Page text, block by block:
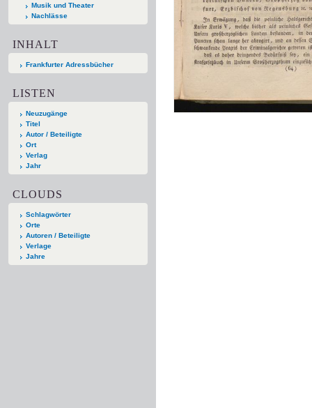
Musik und Theater
Nachlässe
INHALT
Frankfurter Adressbücher
LISTEN
Neuzugänge
Titel
Autor / Beteiligte
Ort
Verlag
Jahr
CLOUDS
Schlagwörter
Orte
Autoren / Beteiligte
Verlage
Jahre